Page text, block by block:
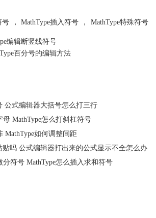
中直接选择就可以了，然后拉动下方符号面板的
，最后一个符号就是我们需要的韩元符号，点击
韩元符号。
号 ， MathType插入符号 ， MathType特殊符号
编辑断竖线符号
百分号的编辑方法
公式编辑器大括号怎么打三行
母 MathType怎么打斜杠符号
MathType如何调整间距
吗 公式编辑器打出来的公式显示不全怎么办
分符号 MathType怎么插入求和符号